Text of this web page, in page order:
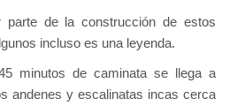
parte de la construcción de estos
incluso es una leyenda.
minutos de caminata se llega a
andenes y escalinatas incas cerca